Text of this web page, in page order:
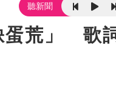
聽新聞
荒」 歌